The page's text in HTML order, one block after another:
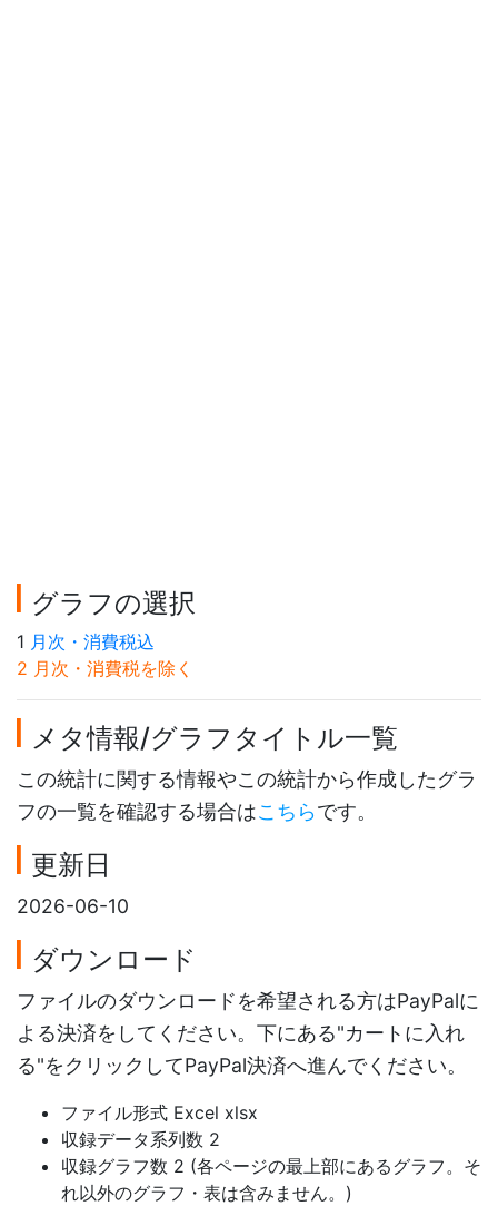
グラフの選択
1 月次・消費税込
2 月次・消費税を除く
メタ情報/グラフタイトル一覧
この統計に関する情報やこの統計から作成したグラ
フの一覧を確認する場合はこちらです。
更新日
2026-06-10
ダウンロード
ファイルのダウンロードを希望される方はPayPalに
よる決済をしてください。下にある"カートに入れ
る"をクリックしてPayPal決済へ進んでください。
ファイル形式 Excel xlsx
収録データ系列数 2
収録グラフ数 2 (各ページの最上部にあるグラフ。そ
れ以外のグラフ・表は含みません。)